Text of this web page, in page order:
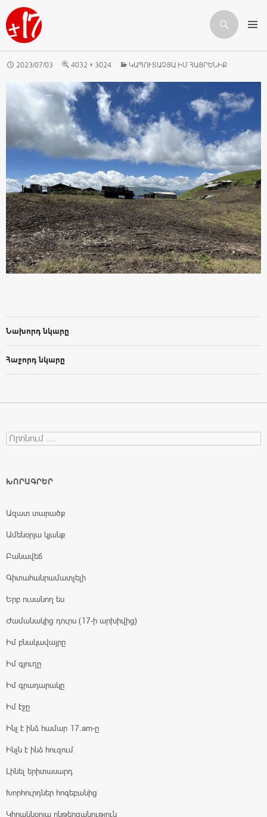
Որոնում
ԱՆՑՆԵԼ ԲՈՎԱՆԴԱԿՈՒԹՅԱՆԸ
2023/07/03 4032 × 3024 ԿԱՊՈՒՏԱՉՅԱ ԻՄ ՀԱՅՐԵՆԻՔ
Նախորդ նկարը
Հաջորդ նկարը
Search for:
ԽՈՐԱԳՐԵՐ
Ազատ տարածք
Ամենօրյա կյանք
Բանավեճ
Գիտահանրամատչելի
Երբ ուսանող ես
Ժամանակից դուրս (17-ի արխիվից)
Իմ բնակավայրը
Իմ գյուղը
Իմ գրադարակը
Իմ էջը
Ինչ է ինձ համար 17.am-ը
Ինչն է ինձ հուզում
Լինել երիտասարդ
Խորհուրդներ հոգեբանից
Կիրակնօրյա ընթերցանություն